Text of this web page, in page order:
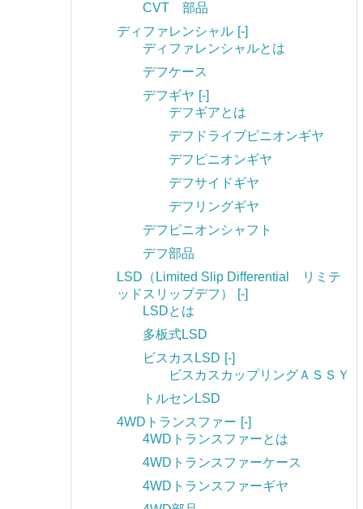
CVT 部品
ディファレンシャル [-]
ディファレンシャルとは
デフケース
デフギヤ [-]
デフギアとは
デフドライブピニオンギヤ
デフピニオンギヤ
デフサイドギヤ
デフリングギヤ
デフピニオンシャフト
デフ部品
LSD（Limited Slip Differential リミテ
ッドスリップデフ）
[-]
LSDとは
多板式LSD
ビスカスLSD [-]
ビスカスカップリングＡＳＳＹ
トルセンLSD
4WDトランスファー [-]
4WDトランスファーとは
4WDトランスファーケース
4WDトランスファーギヤ